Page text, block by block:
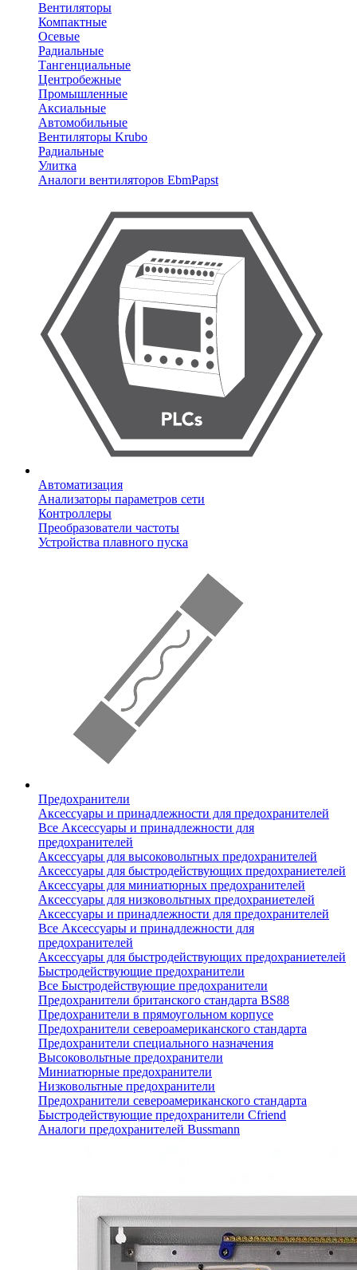
Вентиляторы
Компактные
Осевые
Радиальные
Тангенциальные
Центробежные
Промышленные
Аксиальные
Автомобильные
Вентиляторы Krubo
Радиальные
Улитка
Аналоги вентиляторов EbmPapst
Автоматизация
Анализаторы параметров сети
Контроллеры
Преобразователи частоты
Устройства плавного пуска
Предохранители
Аксессуары и принадлежности для предохранителей
Все Аксессуары и принадлежности для
предохранителей
Аксессуары для высоковольтных предохранителей
Аксессуары для быстродействующих предохраниетелей
Аксессуары для миниатюрных предохранителей
Аксессуары для низковольтных предохраниетелей
Аксессуары и принадлежности для предохранителей
Все Аксессуары и принадлежности для
предохранителей
Аксессуары для быстродействующих предохраниетелей
Быстродействующие предохранители
Все Быстродействующие предохранители
Предохранители британского стандарта BS88
Предохранители в прямоугольном корпусе
Предохранители североамериканского стандарта
Предохранители специального назначения
Высоковольтные предохранители
Миниатюрные предохранители
Низковольтные предохранители
Предохранители североамериканского стандарта
Быстродействующие предохранители Cfriend
Аналоги предохранителей Bussmann